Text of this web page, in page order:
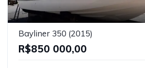
Bayliner 350 (2015)
R$850 000,00